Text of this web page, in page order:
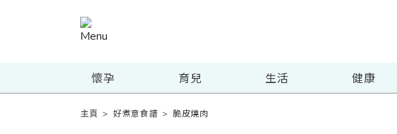
懷孕 育兒 生活 健康
主頁 >好煮意食譜 >脆皮燒肉